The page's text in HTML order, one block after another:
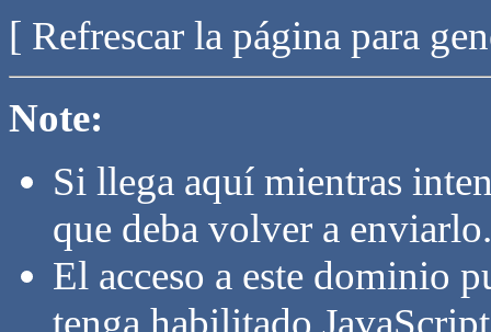
[ Refrescar la página para
Note:
Si llega aquí mientras
que deba volver a enviarlo.
El acceso a este dominio
tenga habilitado